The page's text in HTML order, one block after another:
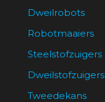
Dweilrobots
Robotmaaiers
Steelstofzuigers
Dweilstofzuigers
Tweedekans